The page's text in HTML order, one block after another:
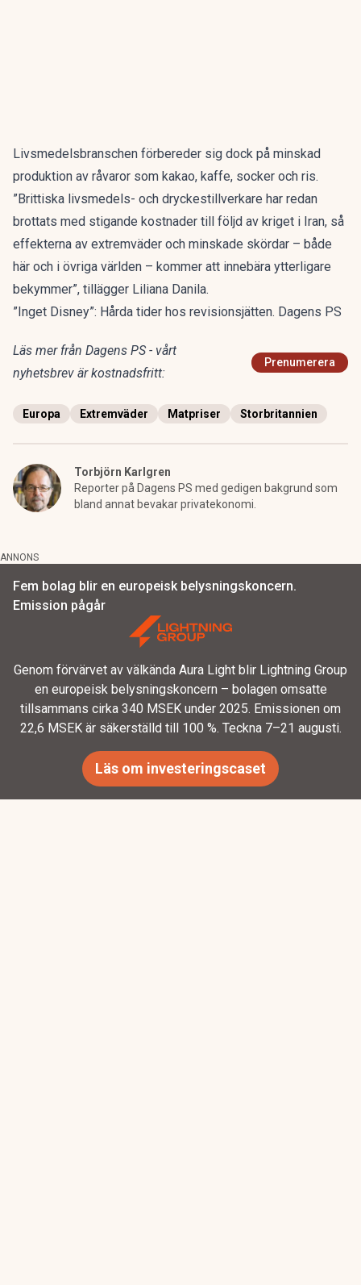
Livsmedelsbranschen förbereder sig dock på minskad
produktion av råvaror som kakao, kaffe, socker och ris.
”Brittiska livsmedels- och dryckestillverkare har redan
brottats med stigande kostnader till följd av kriget i Iran, så
effekterna av extremväder och minskade skördar – både
här och i övriga världen – kommer att innebära ytterligare
bekymmer”, tillägger Liliana Danila.
”Inget Disney”: Hårda tider hos revisionsjätten. Dagens PS
Läs mer från Dagens PS - vårt
nyhetsbrev är kostnadsfritt:
Prenumerera
Europa Extremväder Matpriser Storbritannien
Torbjörn Karlgren
Reporter på Dagens PS med gedigen bakgrund som
bland annat bevakar privatekonomi.
ANNONS
Fem bolag blir en europeisk belysningskoncern.
Emission pågår
Genom förvärvet av välkända Aura Light blir Lightning Group
en europeisk belysningskoncern – bolagen omsatte
tillsammans cirka 340 MSEK under 2025. Emissionen om
22,6 MSEK är säkerställd till 100 %. Teckna 7–21 augusti.
Läs om investeringscaset